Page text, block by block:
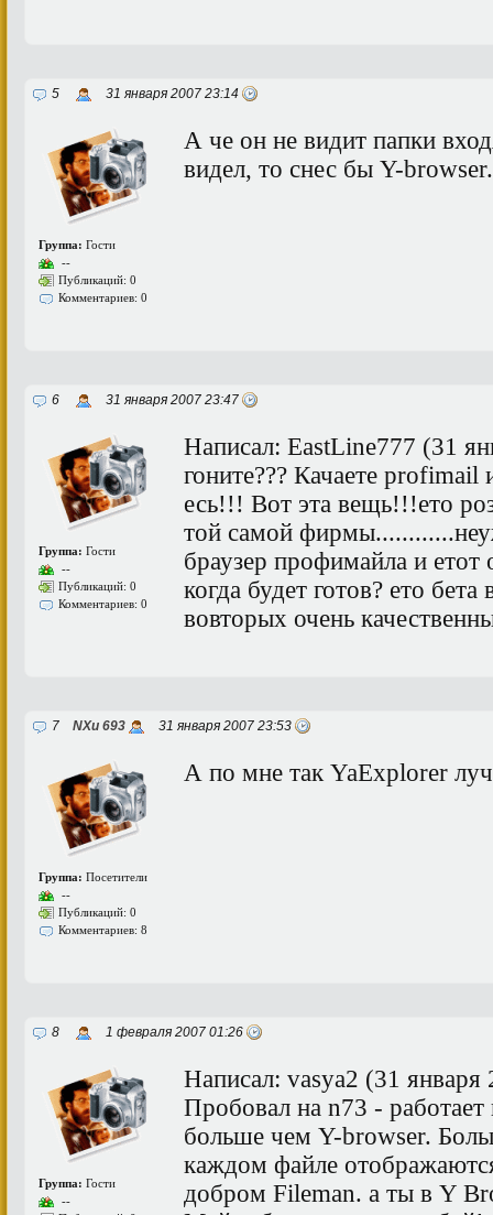
5 31 января 2007 23:14
Группа: Гости
--
Публикаций: 0
Комментариев: 0
А че он не видит папки
видел, то снес бы Y-
6 31 января 2007 23:47
Группа: Гости
--
Публикаций: 0
Комментариев: 0
Написал: EastLine777 (31
гоните??? Качаете
есь!!! Вот эта вещь!!!ето
той самой
браузер профимайла и етот
когда будет готов? ето
вовторых очень
7 NXu 693 31 января 2007 23:53
Группа: Посетители
--
Публикаций: 0
Комментариев: 8
А по мне так YaExplorer
8 1 февраля 2007 01:26
Группа: Гости
--
Написал: vasya2 (31
Пробовал на n73 -
больше чем Y-browser.
каждом файле
добром Fileman. а ты в Y